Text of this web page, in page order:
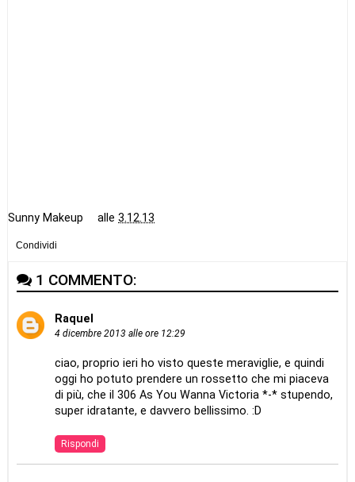
Sunny Makeup alle3.12.13
Condividi
1 COMMENTO:
Raquel
4 dicembre 2013 alle ore 12:29
ciao, proprio ieri ho visto queste meraviglie, e quindi
oggi ho potuto prendere un rossetto che mi piaceva
di più, che il 306 As You Wanna Victoria *-* stupendo,
super idratante, e davvero bellissimo. :D
Rispondi